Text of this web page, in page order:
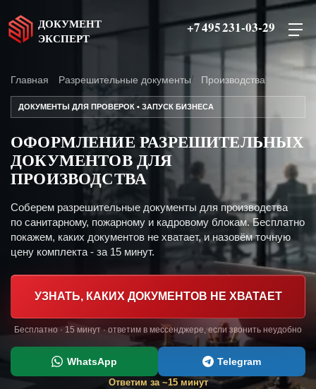
ДОКУМЕНТ
ЭКСПЕРТ
+7 495 231-03-29
Главная Разрешительные документы Производства
ДОКУМЕНТЫ ДЛЯ ПРОВЕРОК • ЗАПУСК БИЗНЕСА
ОФОРМЛЕНИЕ РАЗРЕШИТЕЛЬНЫХ
ДОКУМЕНТОВ ДЛЯ
ПРОИЗВОДСТВА
Соберем разрешительные документы для производства
по санитарному, пожарному и кадровому блокам. Бесплатно
покажем, каких документов не хватает, и назовём точную
цену комплекта - за 15 минут.
УЗНАТЬ, КАКИХ ДОКУМЕНТОВ НЕ ХВАТАЕТ
Бесплатно · 15 минут · ответим в мессенджере, если звонить неудобно
WhatsApp Telegram
Ответим за ~15 минут